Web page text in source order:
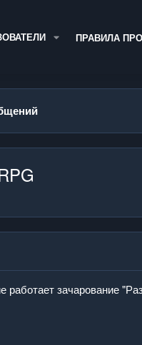
ПРАВИЛА
работает зачарование